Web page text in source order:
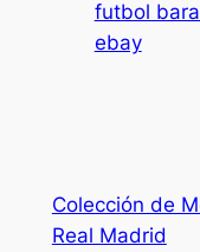
futbol
ebay
Colección de
Real Madrid